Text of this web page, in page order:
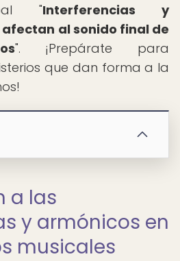
"Interferencias y
al sonido final de
". ¡Prepárate para
que dan forma a la
a las
y armónicos en
musicales